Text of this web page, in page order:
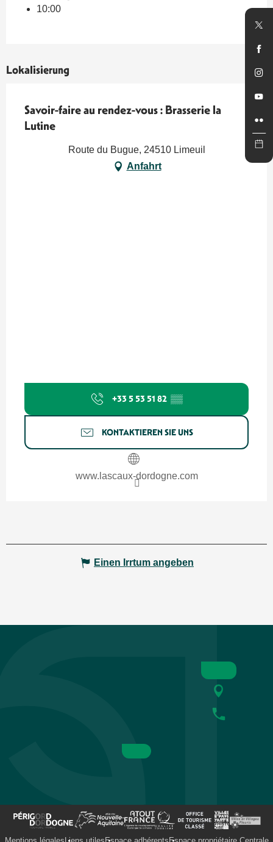
10:00
Lokalisierung
Savoir-faire au rendez-vous : Brasserie la
Lutine
Route du Bugue, 24510 Limeuil
Anfahrt
+33 5 53 51 82 ▒▒
KONTAKTIEREN SIE UNS
www.lascaux-dordogne.com
Einen Irrtum angeben